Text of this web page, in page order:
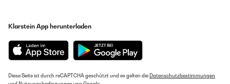
Klarstein App herunterladen
Diese Seite ist durch reCAPTCHA geschützt und es gelten die Datenschutzbestimmungen